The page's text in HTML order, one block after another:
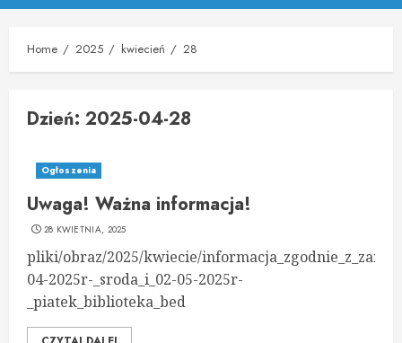
Menu
Home 2025 kwiecień 28
Dzień: 2025-04-28
Ogłoszenia
Uwaga! Ważna informacja!
28 KWIETNIA, 2025
pliki/obraz/2025/kwiecie/
04-2025r-_sroda_i_02-05-2025r-
_piatek_biblioteka_bed